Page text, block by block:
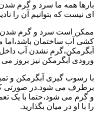
بارها همه ما سرد و گرم
ای نیست که بتوانیم آن را
ممکن است سرد و گرم شدن
کشی آب ساختمان باشد،اما
آبگرمکن،گرم نشدن آب
ورودی آبگرمکن نیز بروز می
با رسوب گیری آبگرمکن و
برطرف می شود.در صورتی
و گرم می شود،حتما با یک
را با او در میان بگذارید.